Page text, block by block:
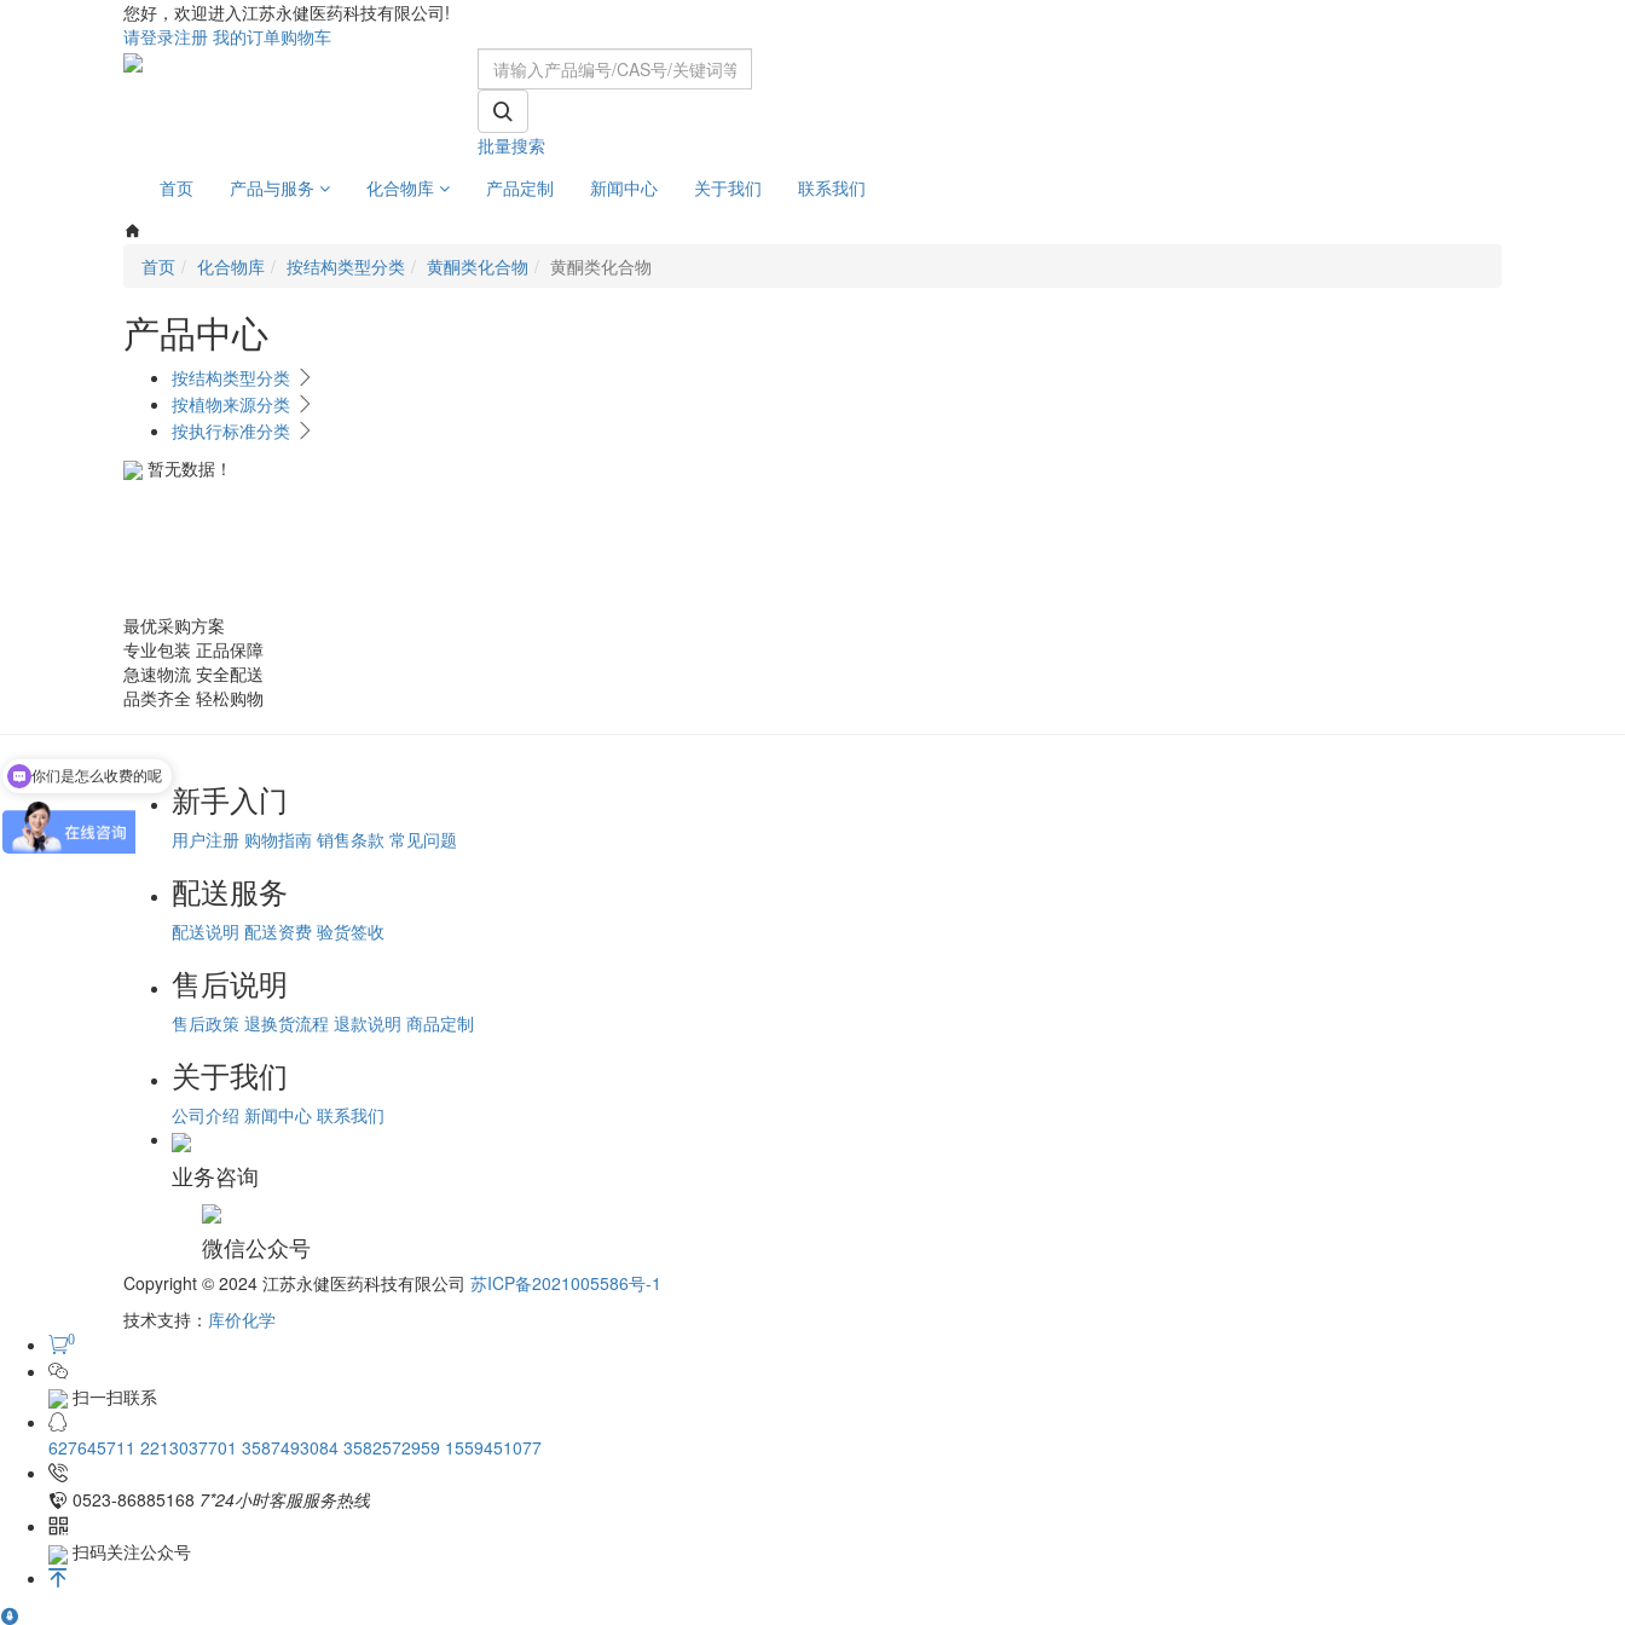
您好，欢迎进入江苏永健医药科技有限公司!
请登录注册 我的订单购物车
批量搜索
首页
产品与服务 化合物库 产品定制 新闻中心 关于我们 联系我们
首页 化合物库 按结构类型分类 黄酮类化合物 黄酮类化合物
产品中心
按结构类型分类
按植物来源分类
按执行标准分类
暂无数据！
最优采购方案
专业包装 正品保障
急速物流 安全配送
品类齐全 轻松购物
新手入门
用户注册 购物指南 销售条款 常见问题
配送服务
配送说明 配送资费 验货签收
售后说明
售后政策 退换货流程 退款说明 商品定制
关于我们
公司介绍 新闻中心 联系我们
业务咨询
微信公众号
Copyright © 2024 江苏永健医药科技有限公司 苏ICP备2021005586号-1
技术支持： 库价化学
0
扫一扫联系
627645711 2213037701 3587493084 3582572959 1559451077
0523-86885168 7*24小时客服服务热线
扫码关注公众号
你们是怎么收费的呢